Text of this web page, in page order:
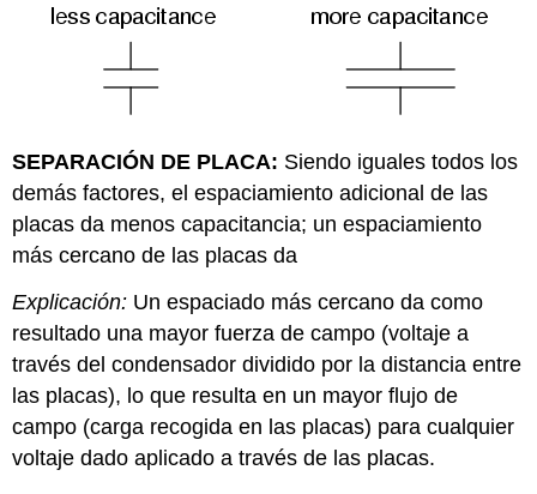
SEPARACIÓN DE PLACA: Siendo iguales todos los
demás factores, el espaciamiento adicional de las
placas da menos capacitancia; un espaciamiento
más cercano de las placas da
Explicación: Un espaciado más cercano da como
resultado una mayor fuerza de campo (voltaje a
través del condensador dividido por la distancia entre
las placas), lo que resulta en un mayor flujo de
campo (carga recogida en las placas) para cualquier
voltaje dado aplicado a través de las placas.